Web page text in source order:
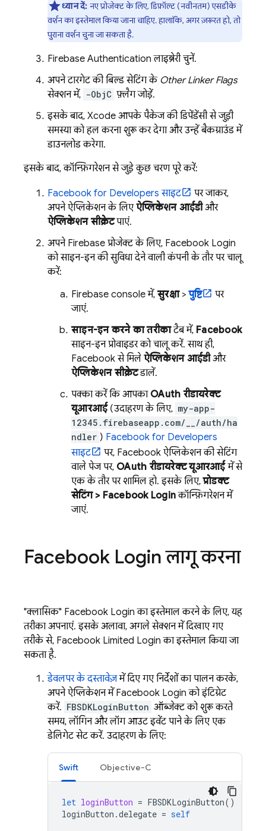
ध्यान दें: नए प्रोजेक्ट के लिए, डिफ़ॉल्ट (नवीनतम) एसडीके
वर्शन का इस्तेमाल किया जाना चाहिए. हालांकि, अगर ज़रूरत हो, तो
पुराना वर्शन चुना जा सकता है.
Firebase Authentication लाइब्रेरी चुनें.
अपने टारगेट की बिल्ड सेटिंग के Other Linker Flags
सेक्शन में, -ObjC फ़्लैग जोड़ें.
इसके बाद, Xcode आपके पैकेज की डिपेंडेंसी से जुड़ी
समस्या को हल करना शुरू कर देगा और उन्हें बैकग्राउंड में
डाउनलोड करेगा.
इसके बाद, कॉन्फ़िगरेशन से जुड़े कुछ चरण पूरे करें:
Facebook for Developers साइट
पर जाकर,
अपने ऐप्लिकेशन के लिएऐप्लिकेशन आईडीऔर
ऐप्लिकेशन सीक्रेटपाएं.
अपने Firebase प्रोजेक्ट के लिए, Facebook Login
को साइन-इन की सुविधा देने वाली कंपनी के तौर पर चालू
करें:
Firebase console में, सुरक्षा>पुष्टि
पर
जाएं.
साइन-इन करने का तरीकाटैब में, Facebook
साइन-इन प्रोवाइडर को चालू करें. साथ ही,
Facebook से मिले ऐप्लिकेशन आईडीऔर
ऐप्लिकेशन सीक्रेटडालें.
पक्का करें कि आपका OAuth रीडायरेक्ट
यूआरआई(उदाहरण के लिए, my-app-
12345.firebaseapp.com/__/auth/ha
ndler ) Facebook for Developers
साइट
पर, Facebook ऐप्लिकेशन की सेटिंग
वाले पेज पर, OAuth रीडायरेक्ट यूआरआईमें से
एक के तौर पर शामिल हो. इसके लिए,प्रोडक्ट
सेटिंग > Facebook Loginकॉन्फ़िगरेशन में
जाएं.
Facebook Login लागू करना
"क्लासिक" Facebook Login का इस्तेमाल करने के लिए, यह
तरीका अपनाएं. इसके अलावा, अगले सेक्शन में दिखाए गए
तरीके से, Facebook Limited Login का इस्तेमाल किया जा
सकता है.
डेवलपर के दस्तावेज़में दिए गए निर्देशों का पालन करके,
अपने ऐप्लिकेशन में Facebook Login को इंटिग्रेट
करें. FBSDKLoginButton ऑब्जेक्ट को शुरू करते
समय, लॉगिन और लॉग आउट इवेंट पाने के लिए एक
डेलिगेट सेट करें. उदाहरण के लिए:
Swift Objective-C
let loginButton = FBSDKLoginButton()
loginButton .delegate = self